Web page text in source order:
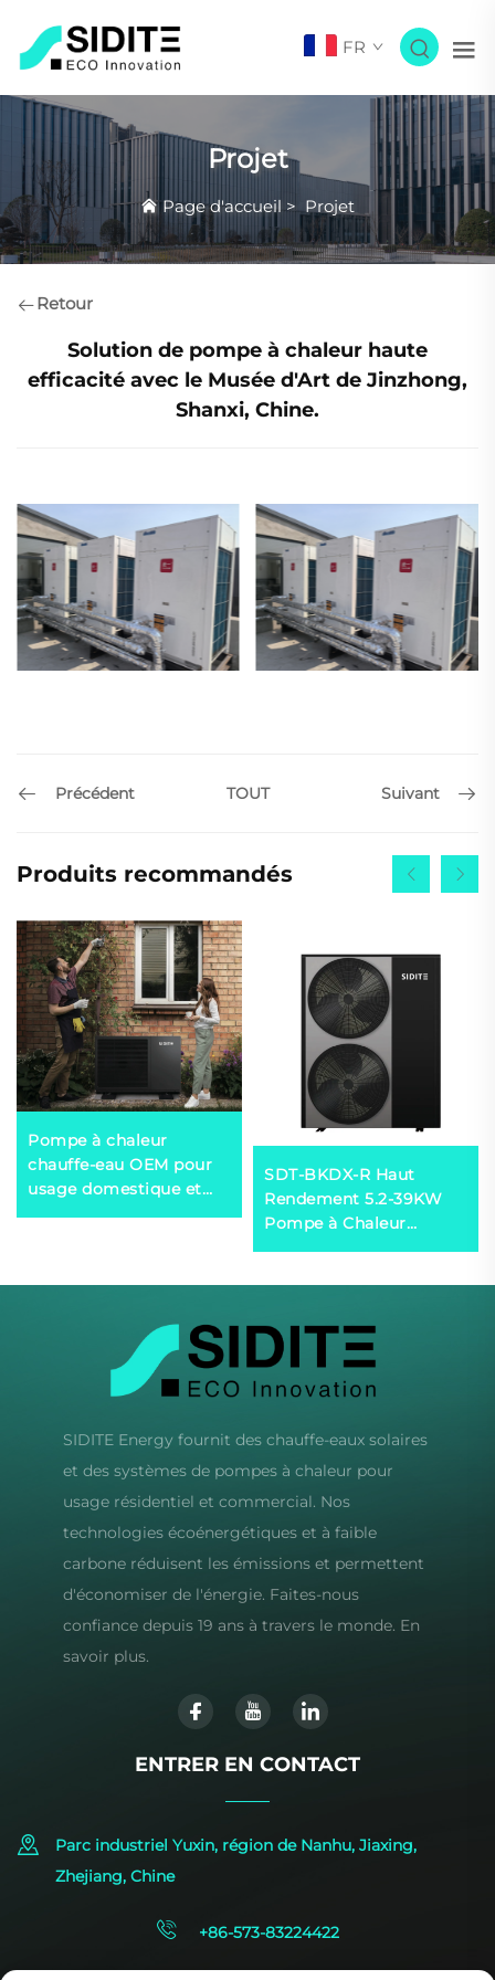
FR
Projet
Page d'accueil >Projet
Retour
Solution de pompe à chaleur haute
efficacité avec le Musée d'Art de Jinzhong,
Shanxi, Chine.
Précédent TOUT Suivant
Produits recommandés
Pompe à chaleur
chauffe-eau OEM pour
usage domestique et
chauffage de piscine -
SDT-BKDX-R Haut
Rendement 5.2-39KW
Pompe à Chaleur
Inverseur 220V/380V
pour Maison
Commerciale
SIDITE Energy fournit des chauffe-eaux solaires
et des systèmes de pompes à chaleur pour
usage résidentiel et commercial. Nos
technologies écoénergétiques et à faible
carbone réduisent les émissions et permettent
d'économiser de l'énergie. Faites-nous
confiance depuis 19 ans à travers le monde. En
savoir plus.
ENTRER EN CONTACT
Parc industriel Yuxin, région de Nanhu, Jiaxing,
Zhejiang, Chine
+86-573-83224422